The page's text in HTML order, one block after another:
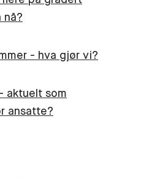
nå?
- hva gjør vi?
aktuelt som
ansatte?